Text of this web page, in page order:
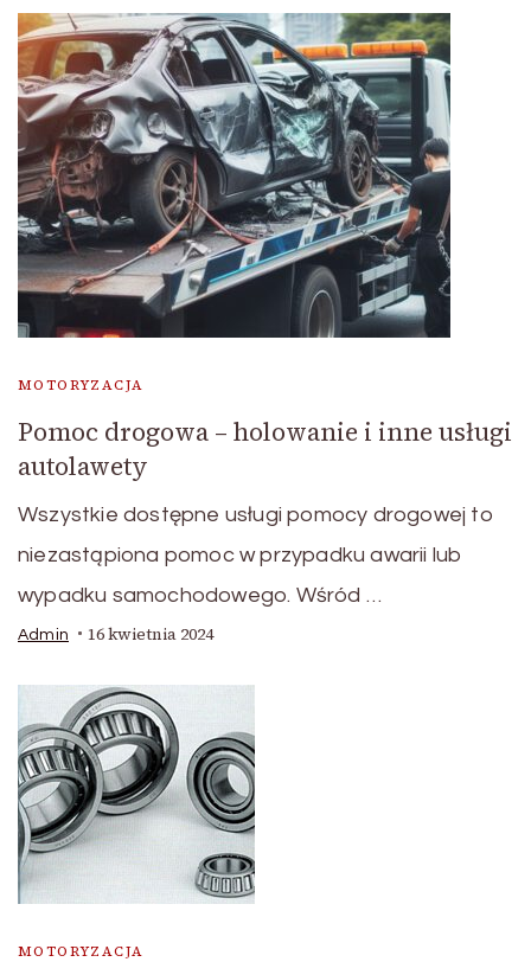
MOTORYZACJA
Pomoc drogowa – holowanie i inne usługi
autolawety
Wszystkie dostępne usługi pomocy drogowej to
niezastąpiona pomoc w przypadku awarii lub
wypadku samochodowego. Wśród …
Admin 16 kwietnia 2024
MOTORYZACJA